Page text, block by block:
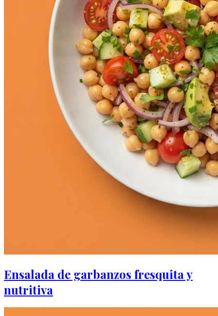
Ensalada de garbanzos fresquita y
nutritiva